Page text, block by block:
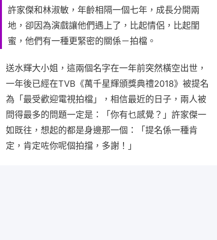
許家傑和林淑敏，年齡相隔一個七年，成長分開兩
地，卻因為演戲讓他們遇上了，比起情侶，比起閨
蜜，他們有一種更緊密的關係－拍檔。
送水輝大小姐，這兩個名字在一年前突然橫空出世，
一年後已經在TVB《萬千星輝頒獎典禮2018》被提名
為「最受歡迎電視拍檔」，相信最近的日子，兩人被
問得最多的問題一定是：「你有乜感覺？」許家傑一
如既往，想起的都是身邊那一個：「提名係一種肯
定，肯定咗你呢個拍擋，多謝！」